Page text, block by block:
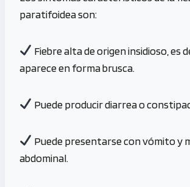
paratifoidea son:
Fiebre alta de origen insidioso, es
aparece en forma brusca.
Puede producir diarrea o
Puede presentarse con vómito y
abdominal.